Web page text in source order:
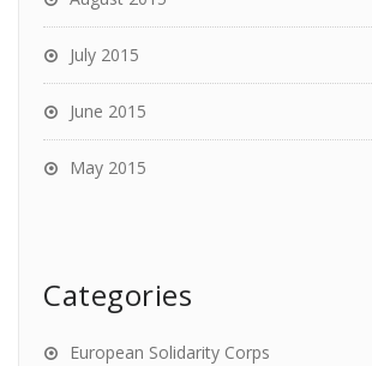
July 2015
June 2015
May 2015
Categories
European Solidarity Corps